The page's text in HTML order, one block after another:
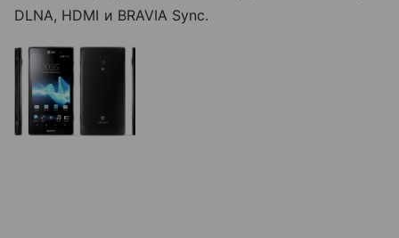
DLNA, HDMI и BRAVIA Sync.